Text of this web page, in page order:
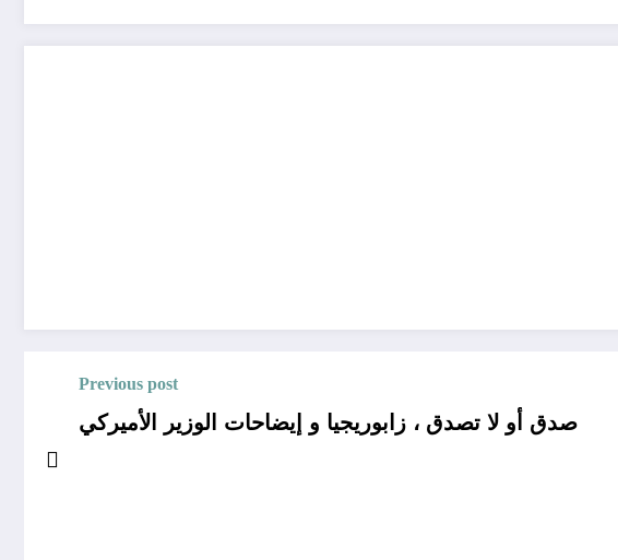
Previous post
صدق أو لا تصدق ، زابوريجيا و إيضاحات الوزير الأميركي